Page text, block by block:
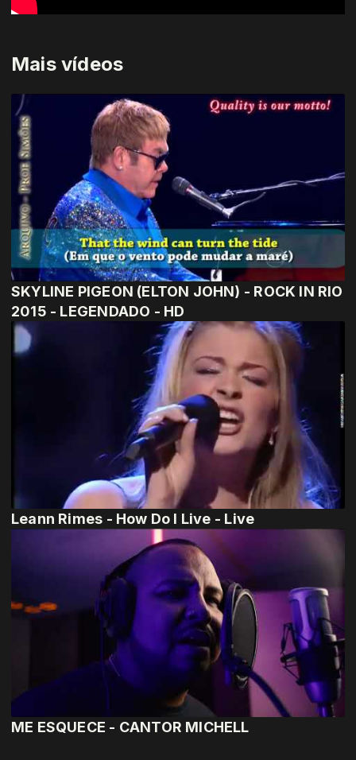
Mais vídeos
SKYLINE PIGEON (ELTON JOHN) - ROCK IN RIO
2015 - LEGENDADO - HD
Leann Rimes - How Do I Live - Live
ME ESQUECE - CANTOR MICHELL